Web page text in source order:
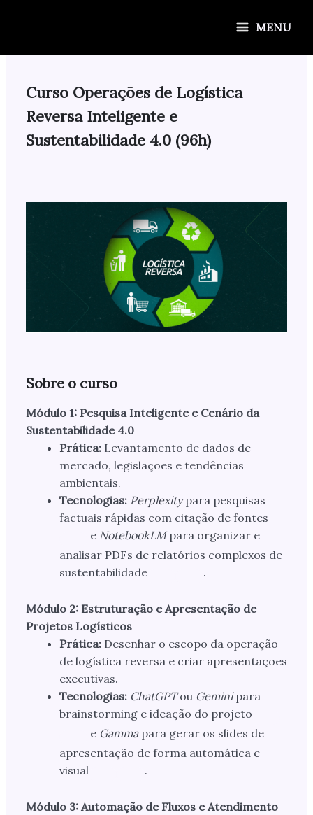
MENU
Curso Operações de Logística
Reversa Inteligente e
Sustentabilidade 4.0 (96h)
Sobre o curso
Módulo 1: Pesquisa Inteligente e Cenário da
Sustentabilidade 4.0
Prática:Levantamento de dados de
mercado, legislações e tendências
ambientais.
Tecnologias: Perplexitypara pesquisas
factuais rápidas com citação de fontes
e NotebookLMpara organizar e
analisar PDFs de relatórios complexos de
sustentabilidade
.
Módulo 2: Estruturação e Apresentação de
Projetos Logísticos
Prática:Desenhar o escopo da operação
de logística reversa e criar apresentações
executivas.
Tecnologias: ChatGPTou Geminipara
brainstorming e ideação do projeto
e Gammapara gerar os slides de
apresentação de forma automática e
visual
.
Módulo 3: Automação de Fluxos e Atendimento